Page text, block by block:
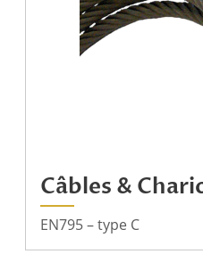
Câbles &
EN795 – type C